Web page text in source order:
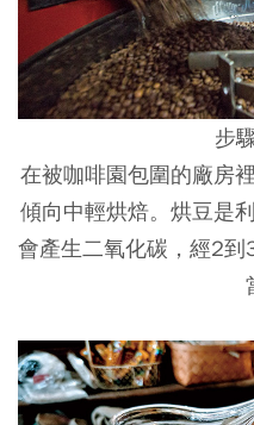
步
在被咖啡園包圍的廠房
傾向中輕烘焙。烘豆是
會產生二氧化碳，經2